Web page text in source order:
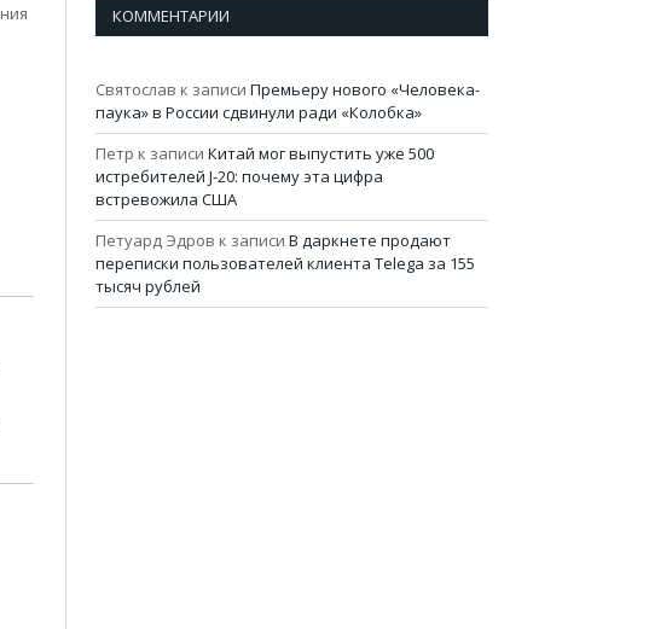
КОММЕНТАРИИ
Святослав к записи Премьеру нового «Человека-
паука» в России сдвинули ради «Колобка»
Петр к записи Китай мог выпустить уже 500
истребителей J-20: почему эта цифра
встревожила США
Петуард Эдров к записи В даркнете продают
переписки пользователей клиента Telega за 155
тысяч рублей